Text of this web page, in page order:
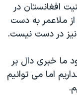
افغانستان در
ملاعمر به دست
نیز در دست نیست.
ما خبری دال بر
اما می توانیم